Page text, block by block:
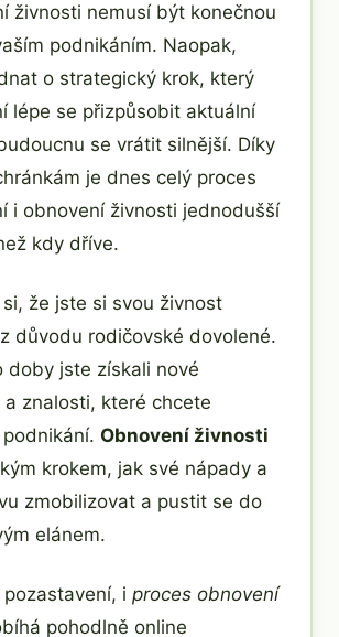
živnosti nemusí být konečnou
podnikáním. Naopak,
o strategický krok, který
lépe se přizpůsobit aktuální
se vrátit silnější. Díky
je dnes celý proces
i obnovení živnosti jednodušší
kdy dříve.
že jste si svou živnost
důvodu rodičovské dovolené.
doby jste získali nové
znalosti, které chcete
Obnovení živnosti
krokem, jak své nápady a
zmobilizovat a pustit se do
elánem.
i proces obnovení
pohodlně online